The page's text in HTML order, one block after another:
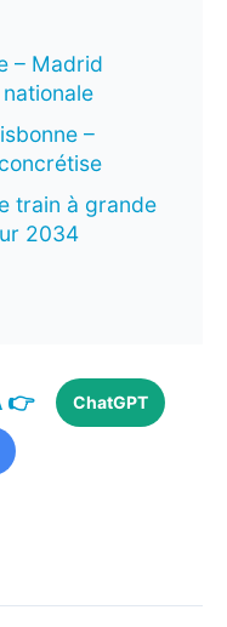
– Madrid
–
train à grande
2034
👉 ChatGPT